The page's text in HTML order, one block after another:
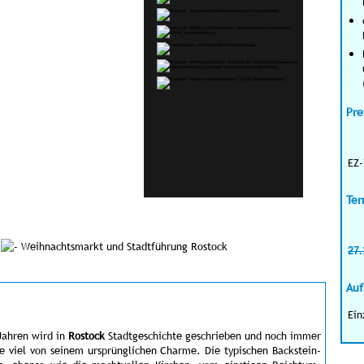
Weihnachtsmarkt und Stadtführung Rostock
wird in RostockStadtgeschichte geschrieben und noch immer
von seinem ursprünglichen Charme. Die typischen Backstein-